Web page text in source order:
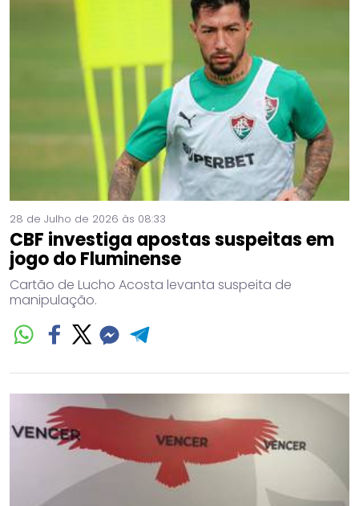
28 de Julho de 2026 às 08:33
CBF investiga apostas suspeitas em
jogo do Fluminense
Cartão de Lucho Acosta levanta suspeita de
manipulação.